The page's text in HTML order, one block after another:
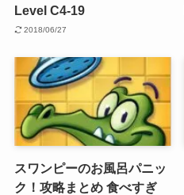
Level C4-19
2018/06/27
スワンピーのお風呂パニッ
ク！攻略まとめ 食べすぎ